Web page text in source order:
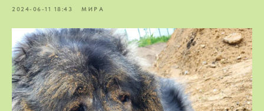
2024-06-11 18:43 МИРА